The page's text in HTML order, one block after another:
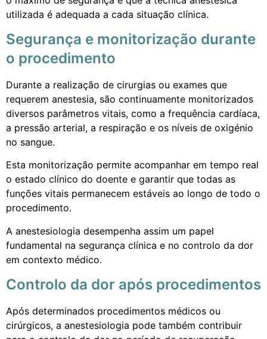
utilizada é adequada a cada situação clínica.
Segurança e monitorização durante
o procedimento
Durante a realização de cirurgias ou exames que
requerem anestesia, são continuamente monitorizados
diversos parâmetros vitais, como a frequência cardíaca,
a pressão arterial, a respiração e os níveis de oxigénio
no sangue.
Esta monitorização permite acompanhar em tempo real
o estado clínico do doente e garantir que todas as
funções vitais permanecem estáveis ao longo de todo o
procedimento.
A anestesiologia desempenha assim um papel
fundamental na segurança clínica e no controlo da dor
em contexto médico.
Controlo da dor após procedimentos
Após determinados procedimentos médicos ou
cirúrgicos, a anestesiologia pode também contribuir